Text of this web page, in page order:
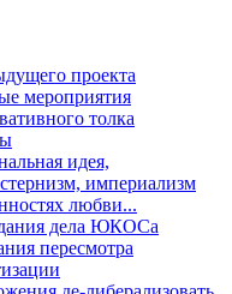
проекта
мероприятия
толка
идея,
империализм
любви...
дела ЮКОСа
пересмотра